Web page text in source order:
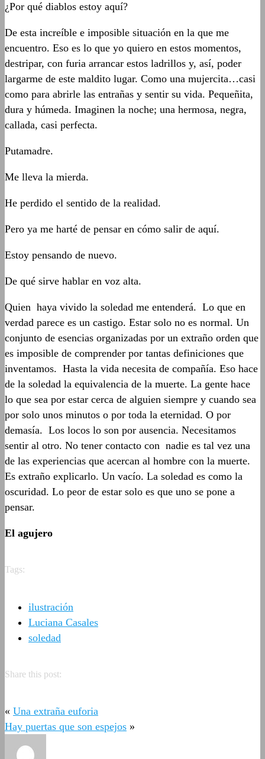
¿Por qué diablos estoy aquí?
De esta increíble e imposible situación en la que me
encuentro. Eso es lo que yo quiero en estos momentos,
destripar, con furia arrancar estos ladrillos y, así, poder
largarme de este maldito lugar. Como una mujercita…casi
como para abrirle las entrañas y sentir su vida. Pequeñita,
dura y húmeda. Imaginen la noche; una hermosa, negra,
callada, casi perfecta.
Putamadre.
Me lleva la mierda.
He perdido el sentido de la realidad.
Pero ya me harté de pensar en cómo salir de aquí.
Estoy pensando de nuevo.
De qué sirve hablar en voz alta.
Quien haya vivido la soledad me entenderá. Lo que en
verdad parece es un castigo. Estar solo no es normal. Un
conjunto de esencias organizadas por un extraño orden que
es imposible de comprender por tantas definiciones que
inventamos. Hasta la vida necesita de compañía. Eso hace
de la soledad la equivalencia de la muerte. La gente hace
lo que sea por estar cerca de alguien siempre y cuando sea
por solo unos minutos o por toda la eternidad. O por
demasía. Los locos lo son por ausencia. Necesitamos
sentir al otro. No tener contacto con nadie es tal vez una
de las experiencias que acercan al hombre con la muerte.
Es extraño explicarlo. Un vacío. La soledad es como la
oscuridad. Lo peor de estar solo es que uno se pone a
pensar.
El agujero
Tags:
ilustración
Luciana Casales
soledad
Share this post:
« Una extraña euforia
Hay puertas que son espejos »